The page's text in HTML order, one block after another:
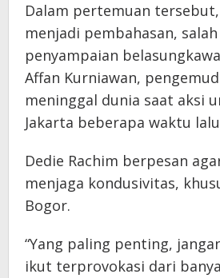
Dalam pertemuan
menjadi pembahasan,
penyampaian
Affan Kurniawan,
meninggal dunia saat aksi
Jakarta beberapa waktu
Dedie Rachim berpesan
menjaga kondusivitas,
Bogor.
“Yang paling penting,
ikut terprovokasi dari